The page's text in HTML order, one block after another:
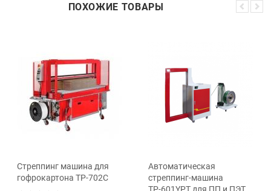
ПОХОЖИЕ ТОВАРЫ
Стреппинг машина для
гофрокартона TP-702C
Автоматическая
стреппинг-машина